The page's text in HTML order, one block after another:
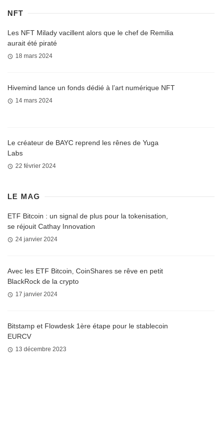
NFT
Les NFT Milady vacillent alors que le chef de Remilia
aurait été piraté
18 mars 2024
Hivemind lance un fonds dédié à l’art numérique NFT
14 mars 2024
Le créateur de BAYC reprend les rênes de Yuga
Labs
22 février 2024
LE MAG
ETF Bitcoin : un signal de plus pour la tokenisation,
se réjouit Cathay Innovation
24 janvier 2024
Avec les ETF Bitcoin, CoinShares se rêve en petit
BlackRock de la crypto
17 janvier 2024
Bitstamp et Flowdesk 1ère étape pour le stablecoin
EURCV
13 décembre 2023